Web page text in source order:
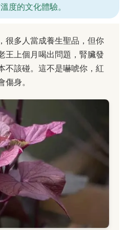
度的文化體驗。
很多人當成養生聖品，但你
王上個月喝出問題，腎臟發
不該碰。這不是嚇唬你，紅
身。